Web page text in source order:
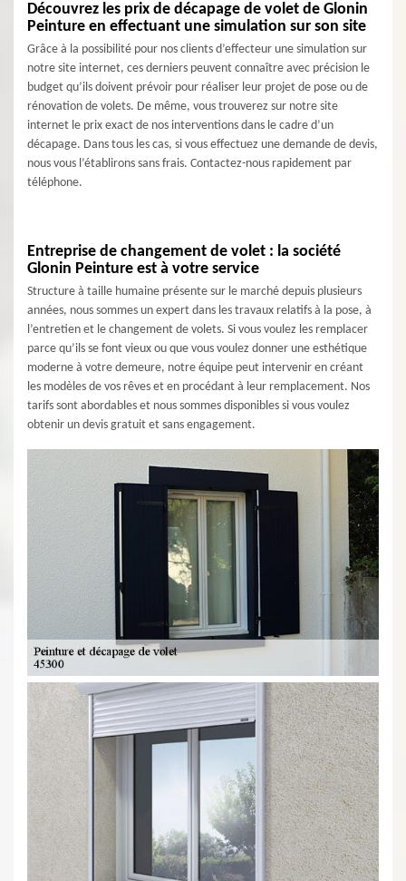
Découvrez les prix de décapage de volet de Glonin
Peinture en effectuant une simulation sur son site
Grâce à la possibilité pour nos clients d’effecteur une simulation sur
notre site internet, ces derniers peuvent connaître avec précision le
budget qu’ils doivent prévoir pour réaliser leur projet de pose ou de
rénovation de volets. De même, vous trouverez sur notre site
internet le prix exact de nos interventions dans le cadre d’un
décapage. Dans tous les cas, si vous effectuez une demande de devis,
nous vous l’établirons sans frais. Contactez-nous rapidement par
téléphone.
Entreprise de changement de volet : la société
Glonin Peinture est à votre service
Structure à taille humaine présente sur le marché depuis plusieurs
années, nous sommes un expert dans les travaux relatifs à la pose, à
l’entretien et le changement de volets. Si vous voulez les remplacer
parce qu’ils se font vieux ou que vous voulez donner une esthétique
moderne à votre demeure, notre équipe peut intervenir en créant
les modèles de vos rêves et en procédant à leur remplacement. Nos
tarifs sont abordables et nous sommes disponibles si vous voulez
obtenir un devis gratuit et sans engagement.